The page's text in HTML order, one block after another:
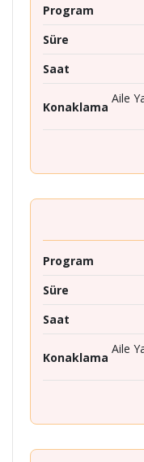
Program
Süre
Saat
Konaklama
Aile
Program
Süre
Saat
Konaklama
Aile